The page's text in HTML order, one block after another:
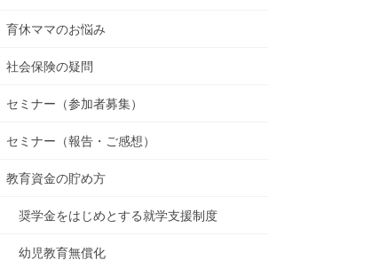
育休ママのお悩み
社会保険の疑問
セミナー（参加者募集）
セミナー（報告・ご感想）
教育資金の貯め方
奨学金をはじめとする就学支援制度
幼児教育無償化